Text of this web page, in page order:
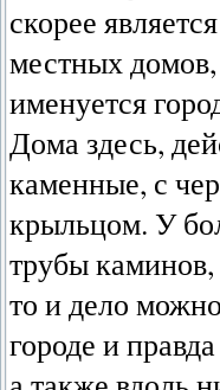
скорее
местных
именуется
Дома здесь,
каменные, с
крыльцом. У
трубы
то и дело
городе и